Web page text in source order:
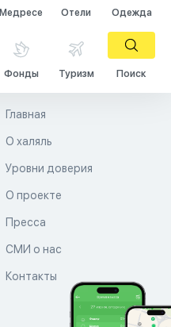
Медресе Отели Одежда
Фонды Туризм Поиск
Главная
О халяль
Уровни доверия
О проекте
Пресса
СМИ о нас
Контакты